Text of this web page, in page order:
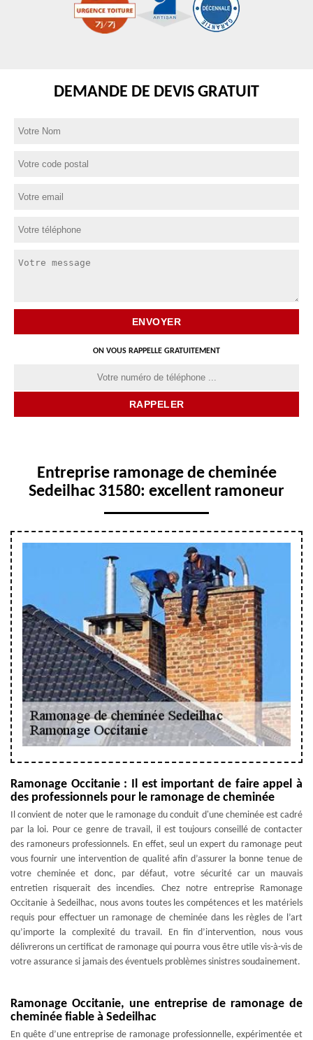
DEMANDE DE DEVIS GRATUIT
ON VOUS RAPPELLE GRATUITEMENT
Entreprise ramonage de cheminée
Sedeilhac 31580: excellent ramoneur
Ramonage Occitanie : Il est important de faire appel à
des professionnels pour le ramonage de cheminée
Il convient de noter que le ramonage du conduit d'une cheminée est cadré
par la loi. Pour ce genre de travail, il est toujours conseillé de contacter
des ramoneurs professionnels. En effet, seul un expert du ramonage peut
vous fournir une intervention de qualité afin d’assurer la bonne tenue de
votre cheminée et donc, par défaut, votre sécurité car un mauvais
entretien risquerait des incendies. Chez notre entreprise Ramonage
Occitanie à Sedeilhac, nous avons toutes les compétences et les matériels
requis pour effectuer un ramonage de cheminée dans les règles de l’art
qu’importe la complexité du travail. En fin d’intervention, nous vous
délivrerons un certificat de ramonage qui pourra vous être utile vis-à-vis de
votre assurance si jamais des éventuels problèmes sinistres soudainement.
Ramonage Occitanie, une entreprise de ramonage de
cheminée fiable à Sedeilhac
En quête d’une entreprise de ramonage professionnelle, expérimentée et